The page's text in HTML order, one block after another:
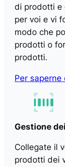
di prodotti e
per voi e vi
modo che
prodotti o
prodotti.
Per saperne
Gestione
Collegate il
prodotti dei